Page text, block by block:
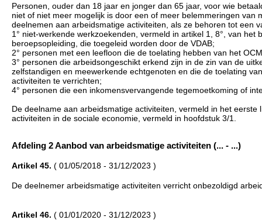
Personen, ouder dan 18 jaar en jonger dan 65 jaar, voor wie
niet of niet meer mogelijk is door een of meer belemmeringen
deelnemen aan arbeidsmatige activiteiten, als ze behoren tot een
1° niet-werkende werkzoekenden, vermeld in artikel 1, 8°, van
beroepsopleiding, die toegeleid worden door de VDAB;
2° personen met een leefloon die de toelating hebben van het
3° personen die arbeidsongeschikt erkend zijn in de zin van de
zelfstandigen en meewerkende echtgenoten en die de toelating
activiteiten te verrichten;
4° personen die een inkomensvervangende tegemoetkoming of
De deelname aan arbeidsmatige activiteiten, vermeld in het
activiteiten in de sociale economie, vermeld in hoofdstuk 3/1.
Afdeling 2 Aanbod van arbeidsmatige activiteiten (... - ...)
Artikel 45. ( 01/05/2018 - 31/12/2023 )
De deelnemer arbeidsmatige activiteiten verricht onbezoldigd
Artikel 46. ( 01/01/2020 - 31/12/2023 )